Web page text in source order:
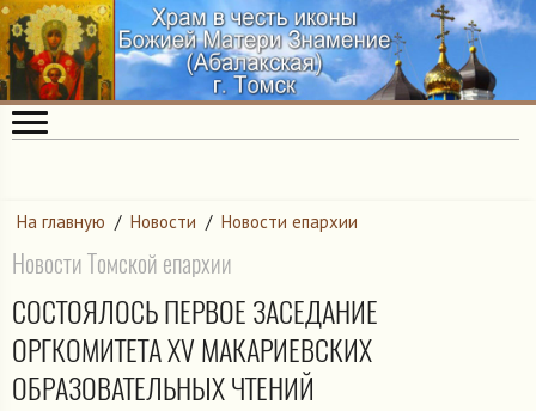
На главную / Новости / Новости епархии
Новости Томской епархии
СОСТОЯЛОСЬ ПЕРВОЕ ЗАСЕДАНИЕ
ОРГКОМИТЕТА XV МАКАРИЕВСКИХ
ОБРАЗОВАТЕЛЬНЫХ ЧТЕНИЙ